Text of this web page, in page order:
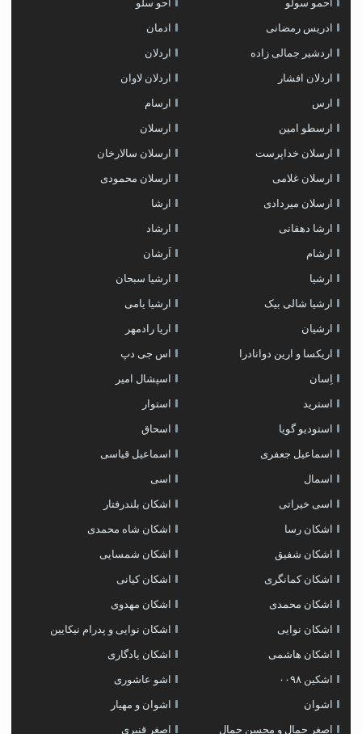
احمو سولو احو سلو
ادریس رمضانی ادمان
اردشیر جمالی زاده اردلان
اردلان افشار اردلان لاوان
ارس ارسام
ارسطو امین ارسلان
ارسلان خداپرست ارسلان سالارخان
ارسلان غلامی ارسلان محمودی
ارسلان میردادی ارشا
ارشا دهقانی ارشاد
ارشام اَرشان
ارشیا ارشیا سبحان
ارشیا شالی بیک ارشیا یامی
ارشیان اریا رادمهر
اریکسا و ارین دوانادرا اس جی دپ
اِسان اسپشال امیر
استرید استوار
استودیو گویا اسحاق
اسماعیل جعفری اسماعیل قیاسی
اسمال اسی
اسی خیراتی اشکان بلندرفتار
اشکان رسا اشکان شاه محمدی
اشکان شفیق اشکان شمسایی
اشکان‌ کمانگری اشکان کیانی
اشکان محمدی اشکان مهدوی
اشکان نوایی اشکان نوایی و پدرام نیکایین
اشکان هاشمی اشکان یادگاری
اشکین ۰۰۹۸ اشو عاشوری
اشوان اشوان و مهیار
اصغر جمال و محسن جمال اصغر قنبری